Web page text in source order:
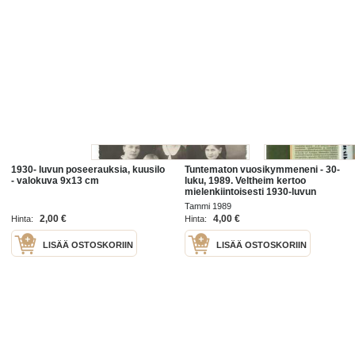
1930- luvun poseerauksia, kuusilo
- valokuva 9x13 cm
Hinta: 2,00 €
LISÄÄ OSTOSKORIIN
Tuntematon vuosikymmeneni - 30-
luku, 1989. Veltheim kertoo
mielenkiintoisesti 1930-luvun
Suomesta – elokuvista,
kirjallisuudesta, muodista,
tavoista, politiikasta.
Tammi 1989
Hinta:
4,00 €
LISÄÄ OSTOSKORIIN